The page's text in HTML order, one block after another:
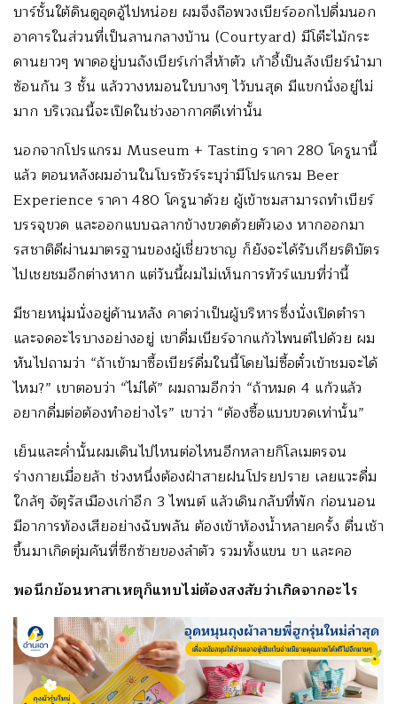
บาร์ชั้นใต้ดินดูอุดอู้ไปหน่อย ผมจึงถือพวงเบียร์ออกไปดื่มนอก
อาคารในส่วนที่เป็นลานกลางบ้าน (Courtyard) มีโต๊ะไม้กระ
ดานยาวๆ พาดอยู่บนถังเบียร์เก่าสี่ห้าตัว เก้าอี้เป็นลังเบียร์นำมา
ซ้อนกัน 3 ชั้น แล้ววางหมอนใบบางๆ ไว้บนสุด มีแขกนั่งอยู่ไม่
มาก บริเวณนี้จะเปิดในช่วงอากาศดีเท่านั้น
นอกจากโปรแกรม Museum + Tasting ราคา 280 โครูนานี้
แล้ว ตอนหลังผมอ่านในโบรชัวร์ระบุว่ามีโปรแกรม Beer
Experience ราคา 480 โครูนาด้วย ผู้เข้าชมสามารถทำเบียร์
บรรจุขวด และออกแบบฉลากข้างขวดด้วยตัวเอง หากออกมา
รสชาติดีผ่านมาตรฐานของผู้เชี่ยวชาญ ก็ยังจะได้รับเกียรติบัตร
ไปเชยชมอีกต่างหาก แต่วันนี้ผมไม่เห็นการทัวร์แบบที่ว่านี้
มีชายหนุ่มนั่งอยู่ด้านหลัง คาดว่าเป็นผู้บริหารซึ่งนั่งเปิดตำรา
และจดอะไรบางอย่างอยู่ เขาดื่มเบียร์จากแก้วไพนต์ไปด้วย ผม
หันไปถามว่า “ถ้าเข้ามาซื้อเบียร์ดื่มในนี้โดยไม่ซื้อตั๋วเข้าชมจะได้
ไหม?” เขาตอบว่า “ไม่ได้” ผมถามอีกว่า “ถ้าหมด 4 แก้วแล้ว
อยากดื่มต่อต้องทำอย่างไร” เขาว่า “ต้องซื้อแบบขวดเท่านั้น”
เย็นและค่ำนั้นผมเดินไปไหนต่อไหนอีกหลายกิโลเมตรจน
ร่างกายเมื่อยล้า ช่วงหนึ่งต้องฝ่าสายฝนโปรยปราย เลยแวะดื่ม
ใกล้ๆ จัตุรัสเมืองเก่าอีก 3 ไพนต์ แล้วเดินกลับที่พัก ก่อนนอน
มีอาการท้องเสียอย่างฉับพลัน ต้องเข้าห้องน้ำหลายครั้ง ตื่นเช้า
ขึ้นมาเกิดตุ่มคันที่ซีกซ้ายของลำตัว รวมทั้งแขน ขา และคอ
พอนึกย้อนหาสาเหตุก็แทบไม่ต้องสงสัยว่าเกิดจากอะไร